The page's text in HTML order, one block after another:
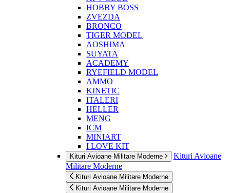
HOBBY BOSS
ZVEZDA
BRONCO
TIGER MODEL
AOSHIMA
SUYATA
ACADEMY
RYEFIELD MODEL
AMMO
KINETIC
ITALERI
HELLER
MENG
ICM
MINIART
I LOVE KIT
Kituri Avioane Militare Moderne
Kituri Avioane
Militare Moderne
Kituri Avioane Militare Moderne
Kituri Avioane Militare Moderne